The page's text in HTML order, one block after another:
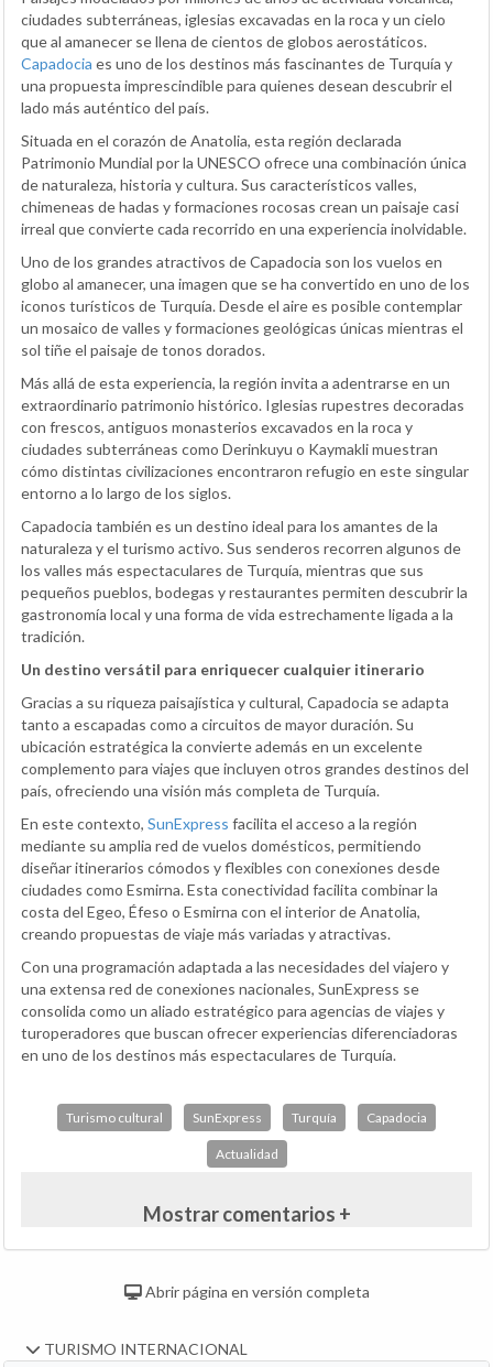
ciudades subterráneas, iglesias excavadas en la roca y un cielo
que al amanecer se llena de cientos de globos aerostáticos.
Capadocia es uno de los destinos más fascinantes de Turquía y
una propuesta imprescindible para quienes desean descubrir el
lado más auténtico del país.
Situada en el corazón de Anatolia, esta región declarada
Patrimonio Mundial por la UNESCO ofrece una combinación única
de naturaleza, historia y cultura. Sus característicos valles,
chimeneas de hadas y formaciones rocosas crean un paisaje casi
irreal que convierte cada recorrido en una experiencia inolvidable.
Uno de los grandes atractivos de Capadocia son los vuelos en
globo al amanecer, una imagen que se ha convertido en uno de los
iconos turísticos de Turquía. Desde el aire es posible contemplar
un mosaico de valles y formaciones geológicas únicas mientras el
sol tiñe el paisaje de tonos dorados.
Más allá de esta experiencia, la región invita a adentrarse en un
extraordinario patrimonio histórico. Iglesias rupestres decoradas
con frescos, antiguos monasterios excavados en la roca y
ciudades subterráneas como Derinkuyu o Kaymakli muestran
cómo distintas civilizaciones encontraron refugio en este singular
entorno a lo largo de los siglos.
Capadocia también es un destino ideal para los amantes de la
naturaleza y el turismo activo. Sus senderos recorren algunos de
los valles más espectaculares de Turquía, mientras que sus
pequeños pueblos, bodegas y restaurantes permiten descubrir la
gastronomía local y una forma de vida estrechamente ligada a la
tradición.
Un destino versátil para enriquecer cualquier itinerario
Gracias a su riqueza paisajística y cultural, Capadocia se adapta
tanto a escapadas como a circuitos de mayor duración. Su
ubicación estratégica la convierte además en un excelente
complemento para viajes que incluyen otros grandes destinos del
país, ofreciendo una visión más completa de Turquía.
En este contexto, SunExpress facilita el acceso a la región
mediante su amplia red de vuelos domésticos, permitiendo
diseñar itinerarios cómodos y flexibles con conexiones desde
ciudades como Esmirna. Esta conectividad facilita combinar la
costa del Egeo, Éfeso o Esmirna con el interior de Anatolia,
creando propuestas de viaje más variadas y atractivas.
Con una programación adaptada a las necesidades del viajero y
una extensa red de conexiones nacionales, SunExpress se
consolida como un aliado estratégico para agencias de viajes y
turoperadores que buscan ofrecer experiencias diferenciadoras
en uno de los destinos más espectaculares de Turquía.
Turismo cultural SunExpress Turquía Capadocia
Actualidad
Mostrar comentarios +
Abrir página en versión completa
TURISMO INTERNACIONAL